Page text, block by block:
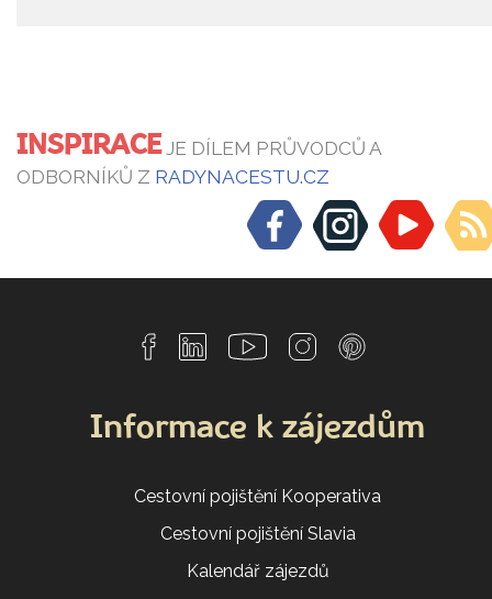
INSPIRACEJE DÍLEM PRŮVODCŮ A
ODBORNÍKŮ Z RADYNACESTU.CZ
Informace k zájezdům
Cestovní pojištění Kooperativa
Cestovní pojištění Slavia
Kalendář zájezdů